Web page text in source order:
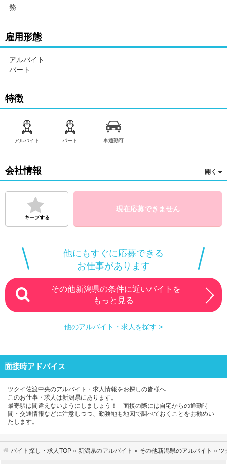
務
雇用形態
アルバイト
パート
特徴
アルバイト パート 車通勤可
会社情報
キープする
現在応募できません
他にもすぐに応募できる
お仕事があります
その他新潟県の条件に近いバイトを
もっと見る
他のアルバイト・求人を探す >
面接時アドバイス
ツクイ佐渡中央のアルバイト・求人情報をお探しの皆様へ
このお仕事・求人は新潟県にあります。
最寄駅は間違えないようにしましょう！ 面接の際には自宅からの通勤時
間・交通情報などに注意しつつ、勤務地も地図で調べておくことをお勧めい
たします。
バイト探し・求人TOP » 新潟県のアルバイト » その他新潟県のアルバイト » ツ